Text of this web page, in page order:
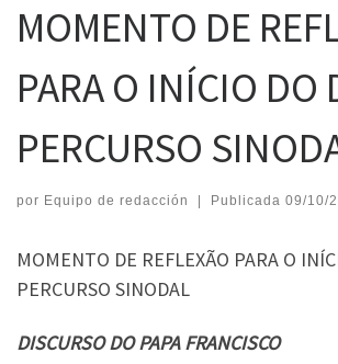
MOMENTO DE
PARA O INÍCIO DO
PERCURSO
por Equipo de redacción | Publicada 09/10/
MOMENTO DE REFLEXÃO PARA O
PERCURSO SINODAL
DISCURSO DO PAPA FRANCISCO